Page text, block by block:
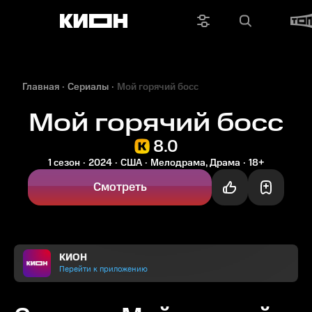
Главная Сериалы Мой горячий босс
Мой горячий босс
8.0
1 сезон 2024 США Мелодрама, Драма 18+
Смотреть
КИОН
Перейти к приложению